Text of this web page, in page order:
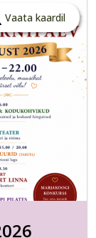
Vaata kaardil